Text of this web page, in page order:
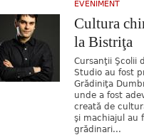
EVENIMENT
Cultura
la Bistriţa
Cursanţii Şcolii
Studio au fost
Grădiniţa
unde a fost
creată de
şi machiajul au
grădinari...